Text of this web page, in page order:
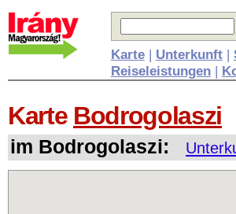
Karte| Unterkunft|
Reiseleistungen|
Karte Bodrogolaszi
im Bodrogolaszi: